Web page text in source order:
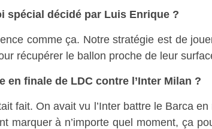
spécial décidé par Luis Enrique ?
comme ça. Notre stratégie est de
récupérer le ballon proche de leur
en finale de LDC contre l’Inter Milan ?
fait. On avait vu l’Inter battre le Barca
marquer à n’importe quel moment, ça